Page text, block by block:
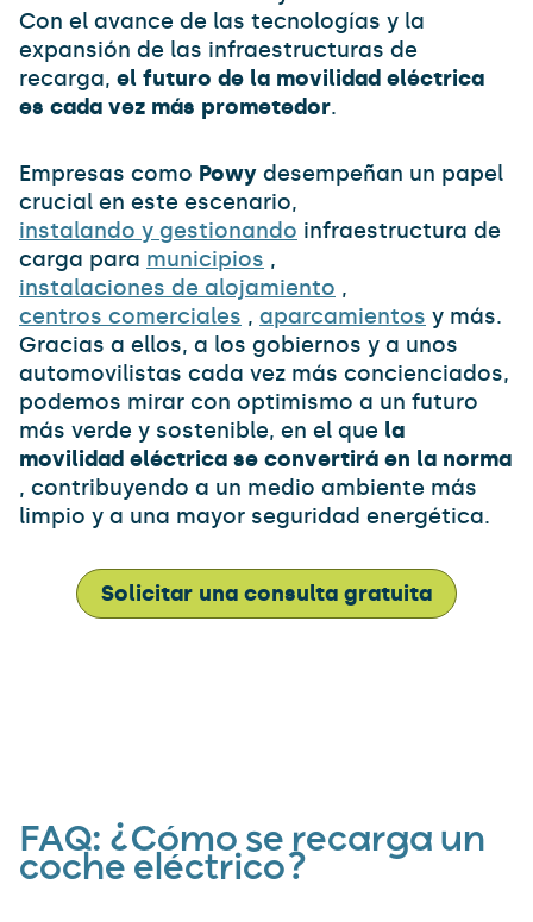
Con el avance de las tecnologías y la
expansión de las infraestructuras de
recarga, el futuro de la movilidad eléctrica
es cada vez más prometedor.
Empresas como Powy desempeñan un papel
crucial en este escenario,
instalando y gestionando infraestructura de
carga para municipios ,
instalaciones de alojamiento ,
centros comerciales , aparcamientos y más.
Gracias a ellos, a los gobiernos y a unos
automovilistas cada vez más concienciados,
podemos mirar con optimismo a un futuro
más verde y sostenible, en el que la
movilidad eléctrica se convertirá en la norma
, contribuyendo a un medio ambiente más
limpio y a una mayor seguridad energética.
Solicitar una consulta gratuita
FAQ: ¿Cómo se recarga un
coche eléctrico?